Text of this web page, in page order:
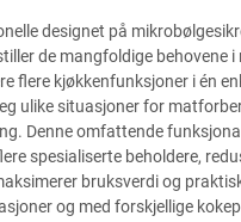
designet på
de mangfoldige behovene i
flere kjøkkenfunksjoner i én
ulike situasjoner for
Denne omfattende
spesialiserte beholdere,
bruksverdi og
og med forskjellige